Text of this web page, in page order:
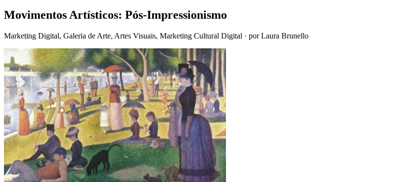
Movimentos Artísticos: Pós-Impressionismo
Marketing Digital, Galeria de Arte, Artes Visuais, Marketing Cultural Digital · por Laura Brunello